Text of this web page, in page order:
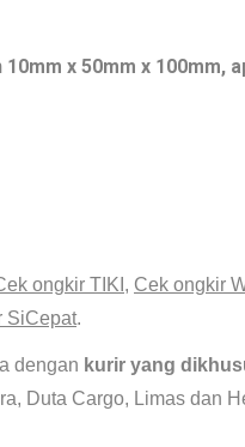
10mm x 50mm x 100mm,
ongkir TIKI , Cek ongkir
SiCepat.
dengan kurir yang
Duta Cargo, Limas dan